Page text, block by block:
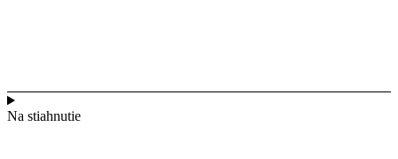
Na stiahnutie